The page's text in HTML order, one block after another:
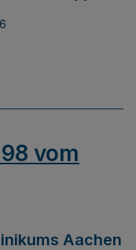
vom
Aachen